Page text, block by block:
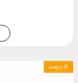
۵ درصد